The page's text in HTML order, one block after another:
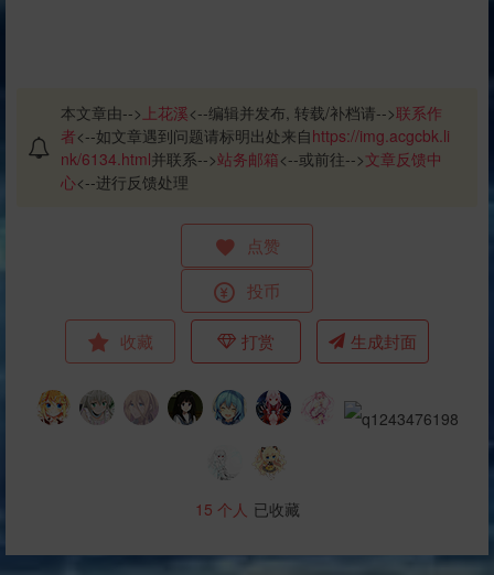
本文章由--> 上花溪<--编辑并发布, 转载/补档请-->联系作
者<--如文章遇到问题请标明出处来自https://img.acgcbk.li
nk/6134.html并联系-->站务邮箱<--或前往-->文章反馈中
心<--进行反馈处理
点赞
投币
收藏 打赏 生成封面
15 个人 已收藏